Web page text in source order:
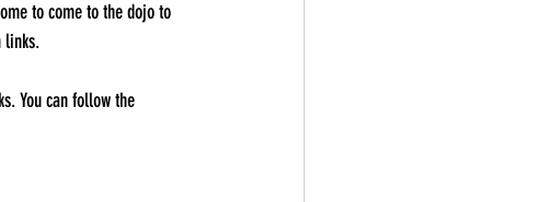
to come to the dojo to
links.
You can follow the